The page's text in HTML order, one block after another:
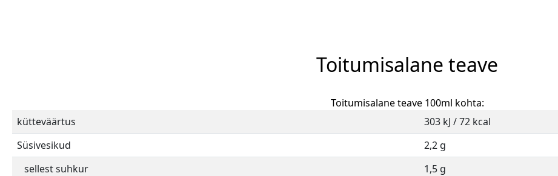
Toitumisalane teave
Toitumisalane teave 100ml kohta:
kütteväärtus
303 kJ / 72 kcal
Süsivesikud
2,2 g
sellest suhkur
1,5 g